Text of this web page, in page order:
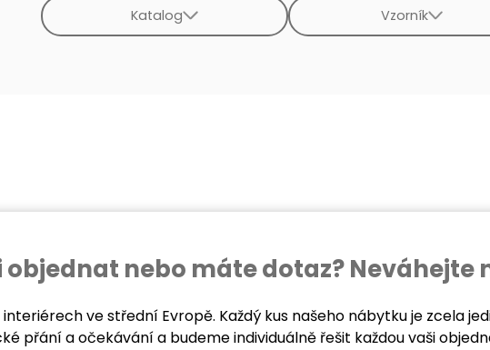
Katalog Vzorník
objednat nebo máte dotaz?
ve střední Evropě. Každý kus našeho nábytku je zcela
přání a očekávání a budeme individuálně řešit každou vaši